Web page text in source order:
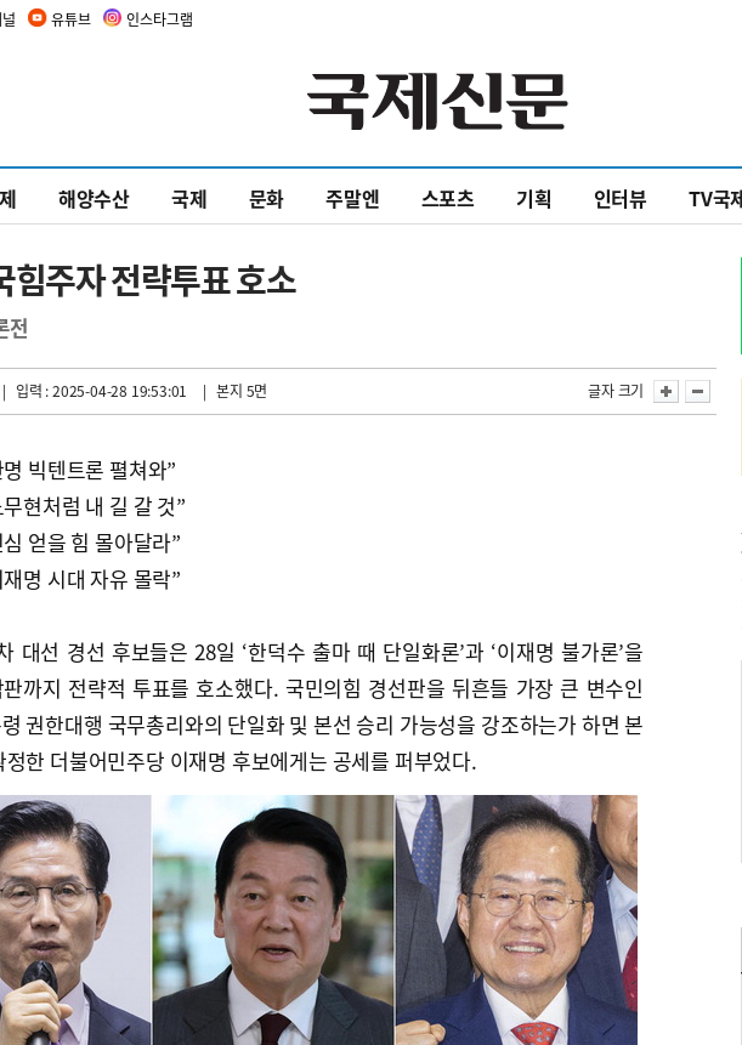
유튜브 인스타그램
해양수산 국제 문화 주말엔 스포츠 기획 인터뷰 TV국
힘주자 전략투표 호소
전
| 입력 : 2025-04-28 19:53:01 | 본지 5면 글자 크기
빅텐트론 펼쳐와”
현처럼 내 길 갈 것”
얻을 힘 몰아달라”
명 시대 자유 몰락”
대선 경선 후보들은 28일 ‘한덕수 출마 때 단일화론’과 ‘이재명 불가론’을
까지 전략적 투표를 호소했다. 국민의힘 경선판을 뒤흔들 가장 큰 변수인
권한대행 국무총리와의 단일화 및 본선 승리 가능성을 강조하는가 하면 본
정한 더불어민주당 이재명 후보에게는 공세를 퍼부었다.